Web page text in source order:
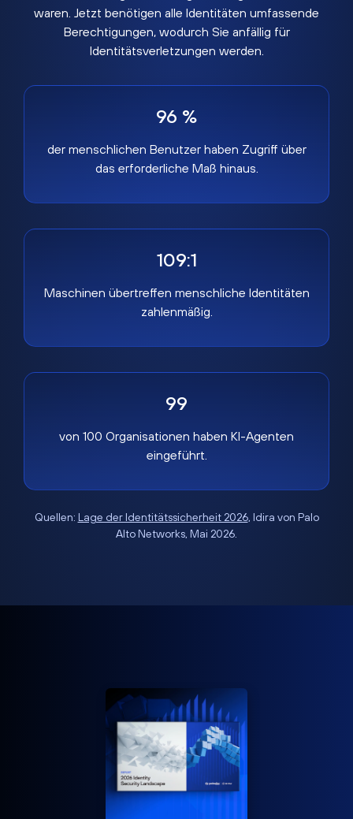
waren. Jetzt benötigen alle Identitäten umfassende
Berechtigungen, wodurch Sie anfällig für
Identitätsverletzungen werden.
96 %
der menschlichen Benutzer haben Zugriff über
das erforderliche Maß hinaus.
109:1
Maschinen übertreffen menschliche Identitäten
zahlenmäßig.
99
von 100 Organisationen haben KI-Agenten
eingeführt.
Quellen: Lage der Identitätssicherheit 2026, Idira von Palo
Alto Networks, Mai 2026.